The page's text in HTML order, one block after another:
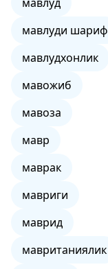
мавлуди шариф
мавлудхонлик
мавожиб
мавоза
мавр
маврак
мавриги
маврид
мавританиялик